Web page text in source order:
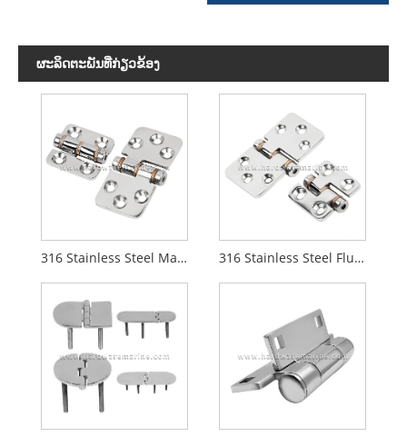
ຜະ​ລິດ​ຕະ​ພັນ​ທີ່​ກ່ຽວ​ຂ້ອງ
316 Stainless Steel Marine Friction Hinge 316 Stainless Steel Flush Mount Friction Hinge